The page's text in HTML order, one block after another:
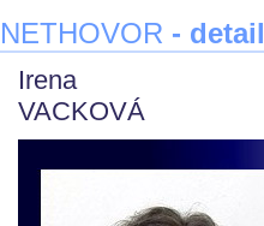
NETHOVOR - detail
Irena
VACKOVÁ